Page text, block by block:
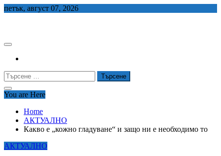
Skip
петък, август 07, 2026
Търсене
за:
You are Here
Home
АКТУАЛНО
Какво е „кожно гладуване“ и защо ни е необходимо то
АКТУАЛНО